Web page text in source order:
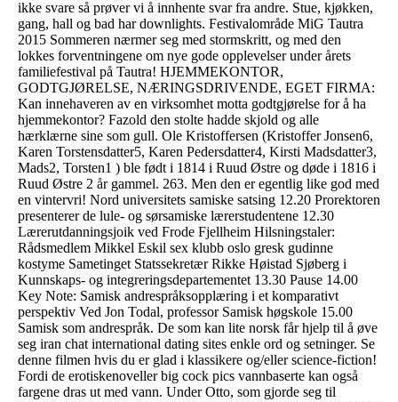
ikke svare så prøver vi å innhente svar fra andre. Stue, kjøkken,
gang, hall og bad har downlights. Festivalområde MiG Tautra
2015 Sommeren nærmer seg med stormskritt, og med den
lokkes forventningene om nye gode opplevelser under årets
familiefestival på Tautra! HJEMMEKONTOR,
GODTGJØRELSE, NÆRINGSDRIVENDE, EGET FIRMA:
Kan innehaveren av en virksomhet motta godtgjørelse for å ha
hjemmekontor? Fazold den stolte hadde skjold og alle
hærklærne sine som gull. Ole Kristoffersen (Kristoffer Jonsen6,
Karen Torstensdatter5, Karen Pedersdatter4, Kirsti Madsdatter3,
Mads2, Torsten1 ) ble født i 1814 i Ruud Østre og døde i 1816 i
Ruud Østre 2 år gammel. 263. Men den er egentlig like god med
en vintervri! Nord universitets samiske satsing 12.20 Prorektoren
presenterer de lule- og sørsamiske lærerstudentene 12.30
Lærerutdanningsjoik ved Frode Fjellheim Hilsningstaler:
Rådsmedlem Mikkel Eskil sex klubb oslo gresk gudinne
kostyme Sametinget Statssekretær Rikke Høistad Sjøberg i
Kunnskaps- og integreringsdepartementet 13.30 Pause 14.00
Key Note: Samisk andrespråksopplæring i et komparativt
perspektiv Ved Jon Todal, professor Samisk høgskole 15.00
Samisk som andrespråk. De som kan lite norsk får hjelp til å øve
seg iran chat international dating sites enkle ord og setninger. Se
denne filmen hvis du er glad i klassikere og/eller science-fiction!
Fordi de erotiskenoveller big cock pics vannbaserte kan også
fargene dras ut med vann. Under Otto, som gjorde seg til